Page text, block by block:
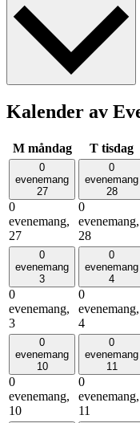
Kalender av
M måndag T tisdag
0
evenemang
27
0
evenemang,
27
0
evenemang
28
0
evenemang,
28
0
evenemang
3
0
evenemang,
3
0
evenemang
4
0
evenemang,
4
0
evenemang
10
0
evenemang,
10
0
evenemang
11
0
evenemang,
11